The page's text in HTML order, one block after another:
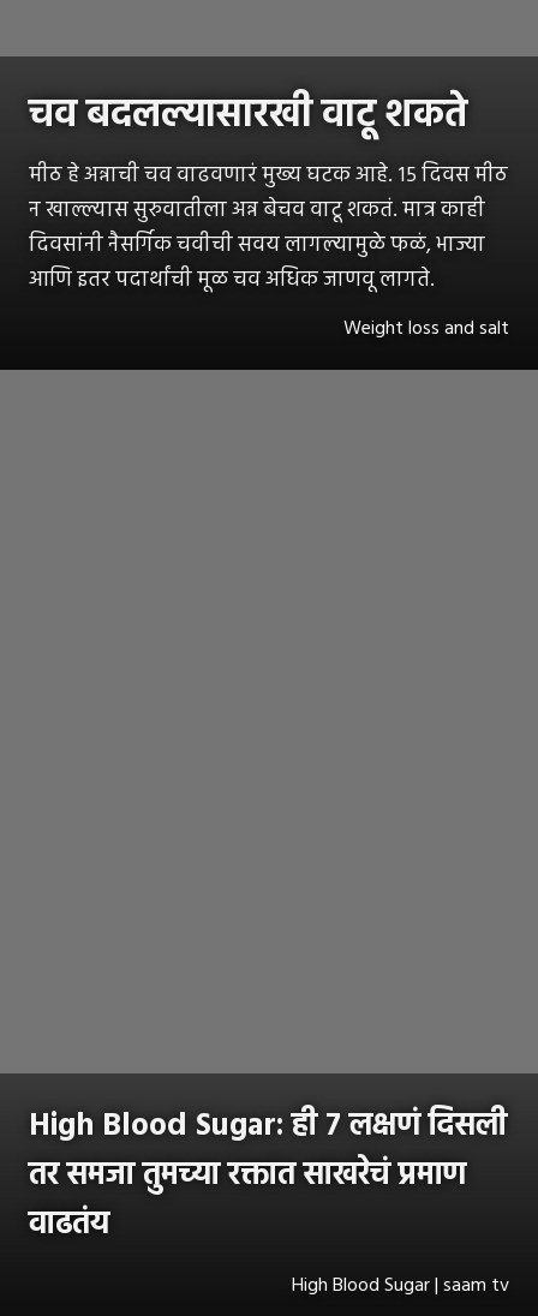
चव बदलल्यासारखी वाटू शकते
मीठ हे अन्नाची चव वाढवणारं मुख्य घटक आहे. १५ दिवस मीठ
न खाल्ल्यास सुरुवातीला अन्न बेचव वाटू शकतं. मात्र काही
दिवसांनी नैसर्गिक चवीची सवय लागल्यामुळे फळं, भाज्या
आणि इतर पदार्थांची मूळ चव अधिक जाणवू लागते.
Weight loss and salt
High Blood Sugar: ही ७ लक्षणं दिसली
तर समजा तुमच्या रक्तात साखरेचं प्रमाण
वाढतंय
High Blood Sugar | saam tv